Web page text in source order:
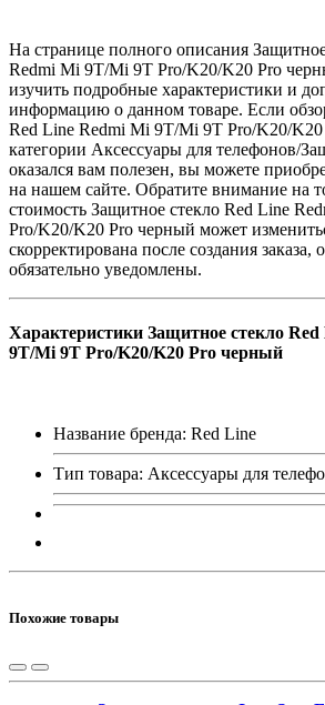
На странице полного описания
Redmi Mi 9T/Mi 9T Pro/K20/K20 Pro
изучить подробные характеристики и
информацию о данном товаре. Если
Red Line Redmi Mi 9T/Mi 9T Pro/K20/
категории Аксессуары для телефонов/
оказался вам полезен, вы можете
на нашем сайте. Обратите внимание на
стоимость Защитное стекло Red Line
Pro/K20/K20 Pro черный может
скорректирована после создания заказа,
обязательно уведомлены.
Характеристики Защитное стекло
9T/Mi 9T Pro/K20/K20 Pro черный
Название бренда: Red Line
Тип товара: Аксессуары для
Похожие товары